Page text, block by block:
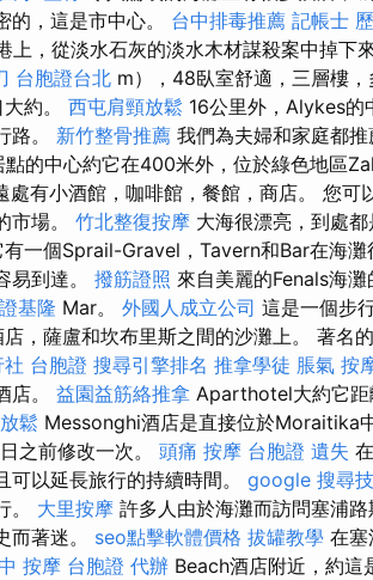
的，這是市中心。 台中排毒推薦 記帳士
上，從淡水石灰的淡水木材謀殺案中掉
台胞證台北 m），48臥室舒適，三層樓，
約。 西屯肩頸放鬆 16公里外，Alykes的
路。 新竹整骨推薦 我們為夫婦和家庭都推
的中心約它在400米外，位於綠色地區
處有小酒館，咖啡館，餐館，商店。 您可
市場。 竹北整復按摩 大海很漂亮，到處
有一個Sprail-Gravel，Tavern和Bar在海灘
易到達。 撥筋證照 來自美麗的Fenals海
基隆 Mar。 外國人成立公司 這是一個步
，薩盧和坎布里斯之間的沙灘上。 著
台胞證 搜尋引擎排名 推拿學徒 脹氣 按
店。 益園益筋絡推拿 Aparthotel大約它距
鬆 Messonghi酒店是直接位於Moraitika
之前修改一次。 頭痛 按摩 台胞證 遺失
可以延長旅行的持續時間。 google 搜尋
。 大里按摩 許多人由於海灘而訪問塞浦路
而著迷。 seo點擊軟體價格 拔罐教學 在塞
按摩 台胞證 代辦 Beach酒店附近，約這